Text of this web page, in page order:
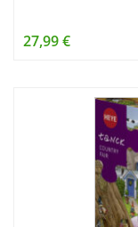
27,99 €